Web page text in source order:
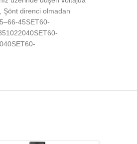
Şönt direnci olmadan
45SET60-